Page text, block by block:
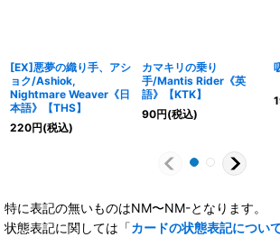
[EX]悪夢の織り手、アシ
ョク/Ashiok,
Nightmare Weaver《日
本語》【THS】
220円(税込)
カマキリの乗り
手/Mantis Rider《英
語》【KTK】
90円(税込)
特に表記の無いものはNM〜NM-となります。
状態表記に関しては「カードの状態表記につい